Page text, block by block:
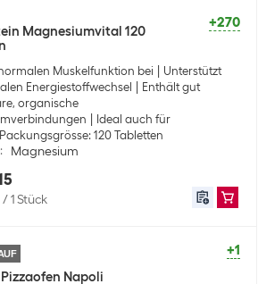
+270
Magnesiumvital 120
Muskelfunktion bei
Unterstützt
Energiestoffwechsel
Enthält gut
organische
Ideal auch für
Packungsgrösse: 120 Tabletten
: Magnesium
/1 Stück
+1
Pizzaofen Napoli